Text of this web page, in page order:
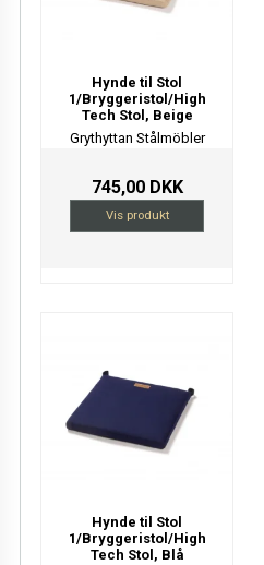
Hynde til Stol
1/Bryggeristol/High
Tech Stol, Beige
Grythyttan Stålmöbler
745,00 DKK
Vis produkt
Hynde til Stol
1/Bryggeristol/High
Tech Stol, Blå